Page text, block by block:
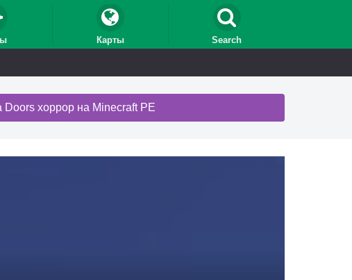
Карты Search
Doors хоррор на Minecraft PE